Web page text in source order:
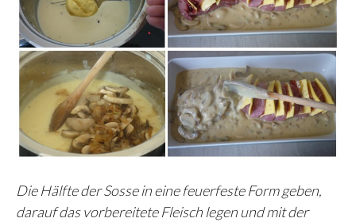
Die Hälfte der Sosse in eine feuerfeste Form geben,
darauf das vorbereitete Fleisch legen und mit der